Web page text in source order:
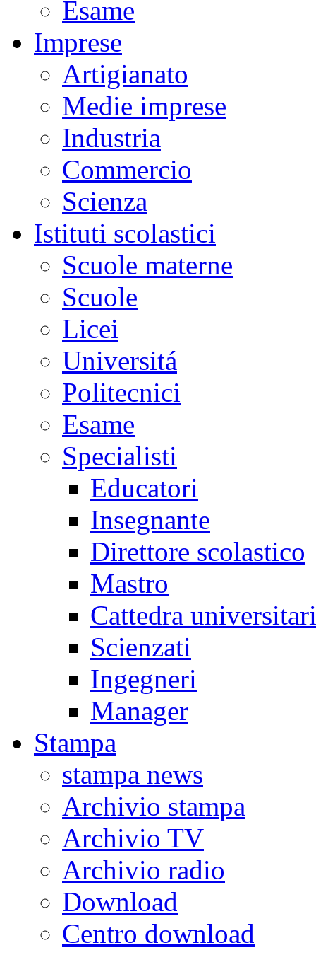
Esame
Imprese
Artigianato
Medie imprese
Industria
Commercio
Scienza
Istituti scolastici
Scuole materne
Scuole
Licei
Universitá
Politecnici
Esame
Specialisti
Educatori
Insegnante
Direttore scolastico
Mastro
Cattedra
Scienzati
Ingegneri
Manager
Stampa
stampa news
Archivio stampa
Archivio TV
Archivio radio
Download
Centro download